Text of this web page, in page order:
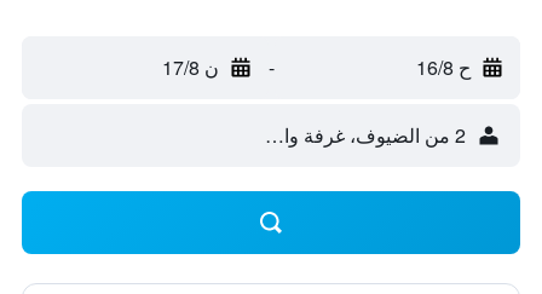
ح 16/8 - ن 17/8
2 من الضيوف، غرفة واحدة